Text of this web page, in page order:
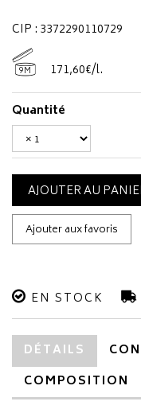
CIP : 3372290110729
9M 171,60€/l.
Quantité
AJOUTER AU
Ajouter aux favoris
EN STOCK
DÉTAILS
COMPOSITION